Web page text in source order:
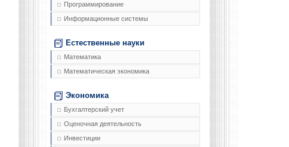
Программирование
Информационные системы
Естественные науки
Математика
Математическая экономика
Экономика
Бухгалтерский учет
Оценочная деятельность
Инвестиции